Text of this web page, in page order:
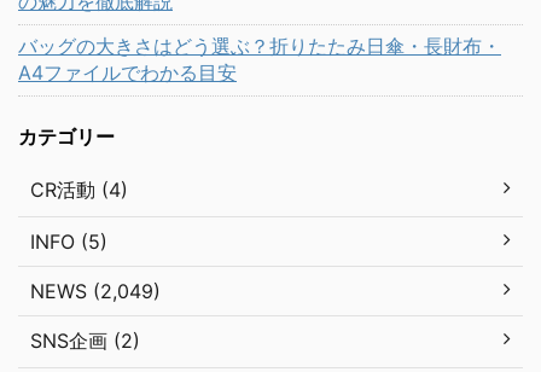
バッグの大きさはどう選ぶ？折りたたみ日傘・長財布・
A4ファイルでわかる目安
カテゴリー
CR活動 (4)
INFO (5)
NEWS (2,049)
SNS企画 (2)